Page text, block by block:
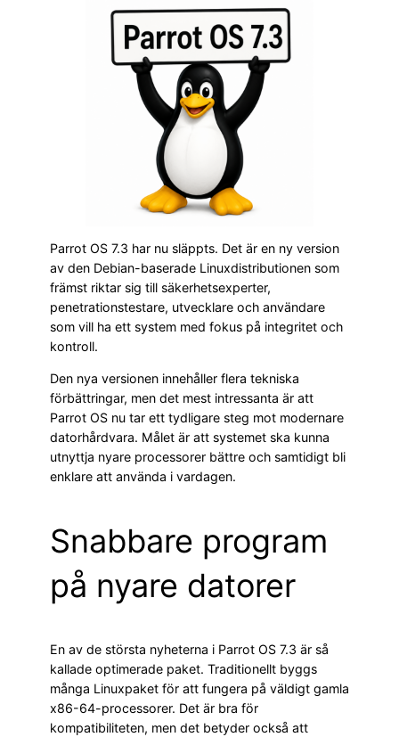
Parrot OS 7.3 har nu släppts. Det är en ny version
av den Debian-baserade Linuxdistributionen som
främst riktar sig till säkerhetsexperter,
penetrationstestare, utvecklare och användare
som vill ha ett system med fokus på integritet och
kontroll.
Den nya versionen innehåller flera tekniska
förbättringar, men det mest intressanta är att
Parrot OS nu tar ett tydligare steg mot modernare
datorhårdvara. Målet är att systemet ska kunna
utnyttja nyare processorer bättre och samtidigt bli
enklare att använda i vardagen.
Snabbare program
på nyare datorer
En av de största nyheterna i Parrot OS 7.3 är så
kallade optimerade paket. Traditionellt byggs
många Linuxpaket för att fungera på väldigt gamla
x86-64-processorer. Det är bra för
kompatibiliteten, men det betyder också att